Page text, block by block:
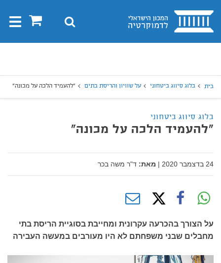
בית 0 חיפוש
בית בלוג סיווג ביטחוני על שוויון והריסת בתים "להעמיד הלכה על מכונה"
בלוג סיווג ביטחוני
"להעמיד הלכה על מכונה"
24 בדצמבר 2020 | מאת: ד"ר משה בכר
על הצורך בהכרעה עקרונית ומחייבת בסוגיית הריסת בתי
מחבלים שבני משפחתם לא היו מעורבים במעשה העבירה